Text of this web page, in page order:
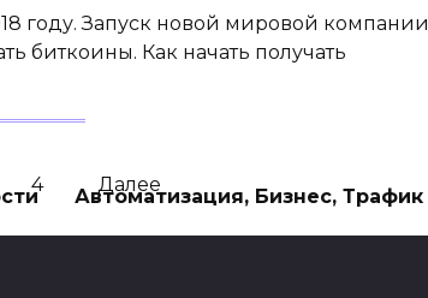
году. Запуск новой мировой компании
биткоины. Как начать получать
4 Далее
Автоматизация, Бизнес, Трафик